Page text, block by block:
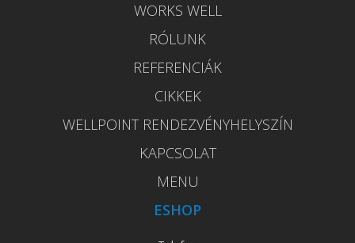
WORKS WELL
RÓLUNK
REFERENCIÁK
CIKKEK
WELLPOINT RENDEZVÉNYHELYSZÍN
KAPCSOLAT
MENU
ESHOP